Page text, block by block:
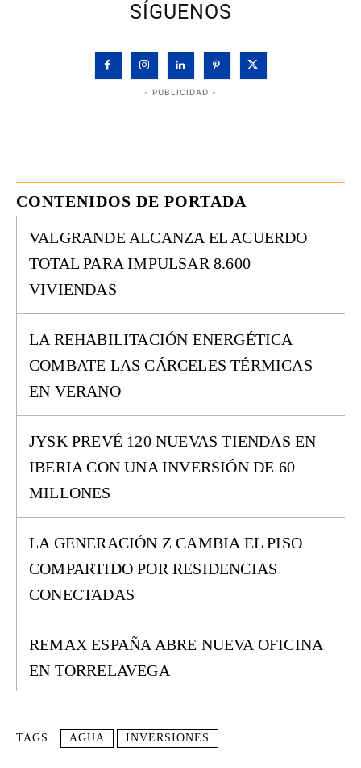
SÍGUENOS
- PUBLICIDAD -
CONTENIDOS DE PORTADA
VALGRANDE ALCANZA EL ACUERDO
TOTAL PARA IMPULSAR 8.600
VIVIENDAS
LA REHABILITACIÓN ENERGÉTICA
COMBATE LAS CÁRCELES TÉRMICAS
EN VERANO
JYSK PREVÉ 120 NUEVAS TIENDAS EN
IBERIA CON UNA INVERSIÓN DE 60
MILLONES
LA GENERACIÓN Z CAMBIA EL PISO
COMPARTIDO POR RESIDENCIAS
CONECTADAS
REMAX ESPAÑA ABRE NUEVA OFICINA
EN TORRELAVEGA
TAGS AGUA INVERSIONES